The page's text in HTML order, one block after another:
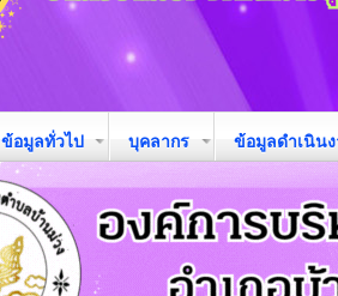
ข้อมูลทั่วไป บุคลากร ข้อมูลดำเนิน